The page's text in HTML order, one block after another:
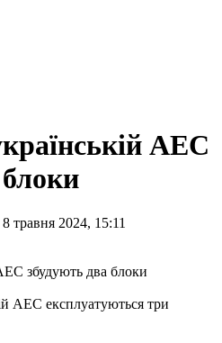
АЕС
травня 2024, 15:11
АЕС експлуатуються три